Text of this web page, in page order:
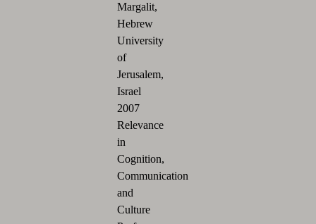
Margalit,
Hebrew
University
of
Jerusalem,
Israel
2007
Relevance
in
Cognition,
Communication
and
Culture